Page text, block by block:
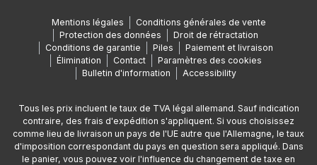
Mentions légales
Conditions générales de vente
Protection des données
Droit de rétractation
Conditions de garantie
Piles
Paiement et livraison
Élimination
Contact
Paramètres des cookies
Bulletin d'information
Accessibility
Tous les prix incluent le taux de TVA légal allemand. Sauf indication
contraire, des frais d'expédition s'appliquent. Si vous choisissez
comme lieu de livraison un pays de l'UE autre que l'Allemagne, le taux
d'imposition correspondant du pays en question sera appliqué. Dans
le panier, vous pouvez voir l'influence du changement de taxe en